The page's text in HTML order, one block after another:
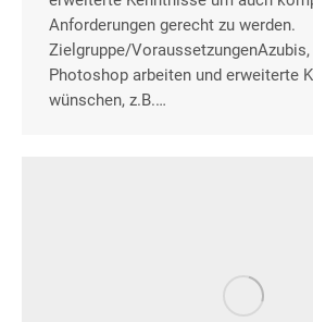
Anforderungen gerecht zu werden.
Zielgruppe/
Photoshop arbeiten und erweiterte
wünschen, z.B.…